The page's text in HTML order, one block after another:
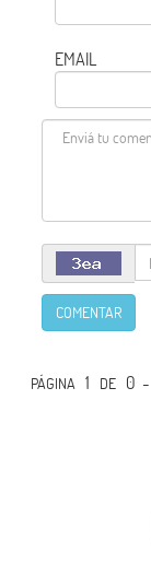
EMAIL
COMENTAR
PÁGINA 1 DE 0